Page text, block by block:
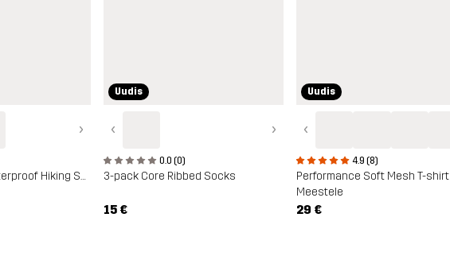
›
Phantom Trail Waterproof Hiking Shoe
Uudis
‹ ›
0.0 (0)
3-pack Core Ribbed Socks
15 €
Uudis
‹
4.9 (8)
Performance Soft Mesh T-shirt
Meestele
29 €